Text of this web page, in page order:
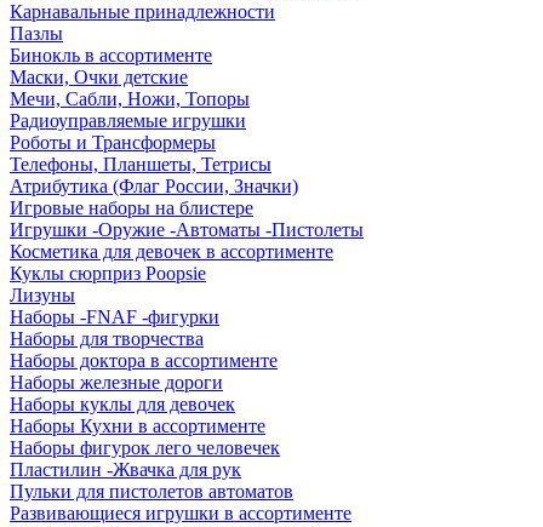
Карнавальные принадлежности
Пазлы
Бинокль в ассортименте
Маски, Очки детские
Мечи, Сабли, Ножи, Топоры
Радиоуправляемые игрушки
Роботы и Трансформеры
Телефоны, Планшеты, Тетрисы
Атрибутика (Флаг России, Значки)
Игровые наборы на блистере
Игрушки -Оружие -Автоматы -Пистолеты
Косметика для девочек в ассортименте
Куклы сюрприз Poopsie
Лизуны
Наборы -FNAF -фигурки
Наборы для творчества
Наборы доктора в ассортименте
Наборы железные дороги
Наборы куклы для девочек
Наборы Кухни в ассортименте
Наборы фигурок лего человечек
Пластилин -Жвачка для рук
Пульки для пистолетов автоматов
Развивающиеся игрушки в ассортименте